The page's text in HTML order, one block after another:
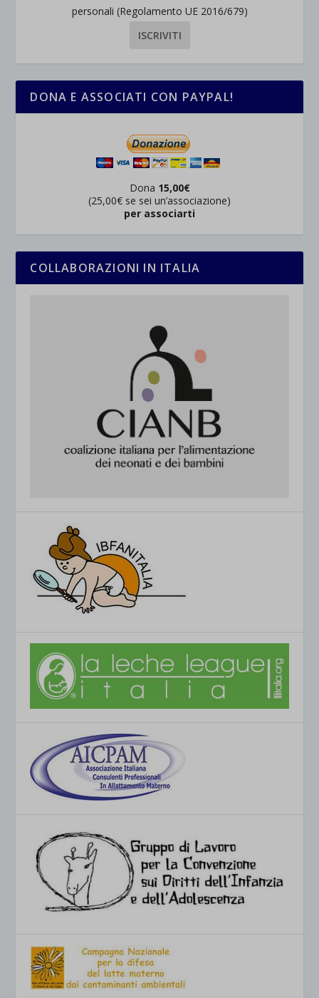
personali (Regolamento UE 2016/679)
DONA E ASSOCIATI CON PAYPAL!
Dona 15,00€
(25,00€ se sei un’associazione)
per associarti
COLLABORAZIONI IN ITALIA